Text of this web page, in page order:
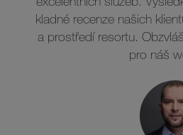
kladné recenze našich klientů
a prostředí resortu. Obzvlášť
pro náš